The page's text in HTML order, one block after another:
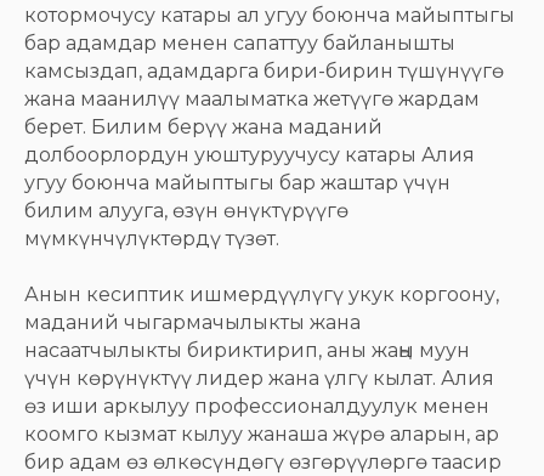
котормочусу катары ал угуу боюнча майыптыгы
бар адамдар менен сапаттуу байланышты
камсыздап, адамдарга бири-бирин түшүнүүгө
жана маанилүү маалыматка жетүүгө жардам
берет. Билим берүү жана маданий
долбоорлордун уюштуруучусу катары Алия
угуу боюнча майыптыгы бар жаштар үчүн
билим алууга, өзүн өнүктүрүүгө
мүмкүнчүлүктөрдү түзөт.
Анын кесиптик ишмердүүлүгү укук коргоону,
маданий чыгармачылыкты жана
насаатчылыкты бириктирип, аны жаңы муун
үчүн көрүнүктүү лидер жана үлгү кылат. Алия
өз иши аркылуу профессионалдуулук менен
коомго кызмат кылуу жанаша жүрө аларын, ар
бир адам өз өлкөсүндөгү өзгөрүүлөргө таасир